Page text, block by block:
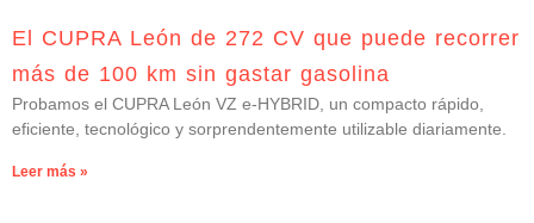
El CUPRA León de 272 CV que puede recorrer
más de 100 km sin gastar gasolina
Probamos el CUPRA León VZ e-HYBRID, un compacto rápido,
eficiente, tecnológico y sorprendentemente utilizable diariamente.
Leer más »